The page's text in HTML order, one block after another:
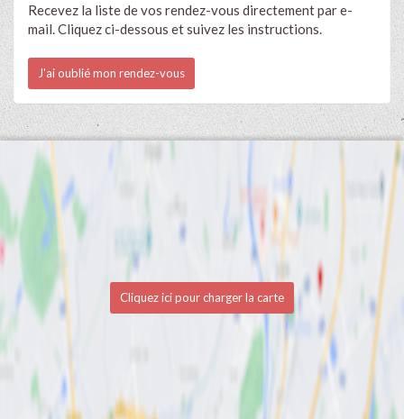
Recevez la liste de vos rendez-vous directement par e-
mail. Cliquez ci-dessous et suivez les instructions.
J'ai oublié mon rendez-vous
Cliquez ici pour charger la carte